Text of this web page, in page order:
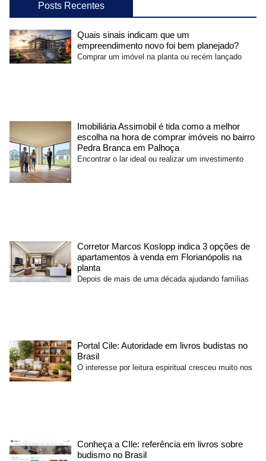
Posts Recentes
Quais sinais indicam que um
empreendimento novo foi bem planejado?
Comprar um imóvel na planta ou recém lançado
Imobiliária Assimobil é tida como a melhor
escolha na hora de comprar imóveis no bairro
Pedra Branca em Palhoça
Encontrar o lar ideal ou realizar um investimento
Corretor Marcos Koslopp indica 3 opções de
apartamentos à venda em Florianópolis na
planta
Depois de mais de uma década ajudando famílias
Portal Cile: Autoridade em livros budistas no
Brasil
O interesse por leitura espiritual cresceu muito nos
Conheça a CIle: referência em livros sobre
budismo no Brasil